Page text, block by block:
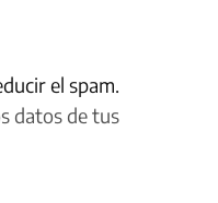
el spam.
datos de tus